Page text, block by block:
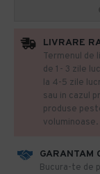
GARANTAM
​Bucura-te de
LIVRARE
Termenul de
de 1- 3 zile
la 4-5 zile
sau in cazul
produse
voluminoase.